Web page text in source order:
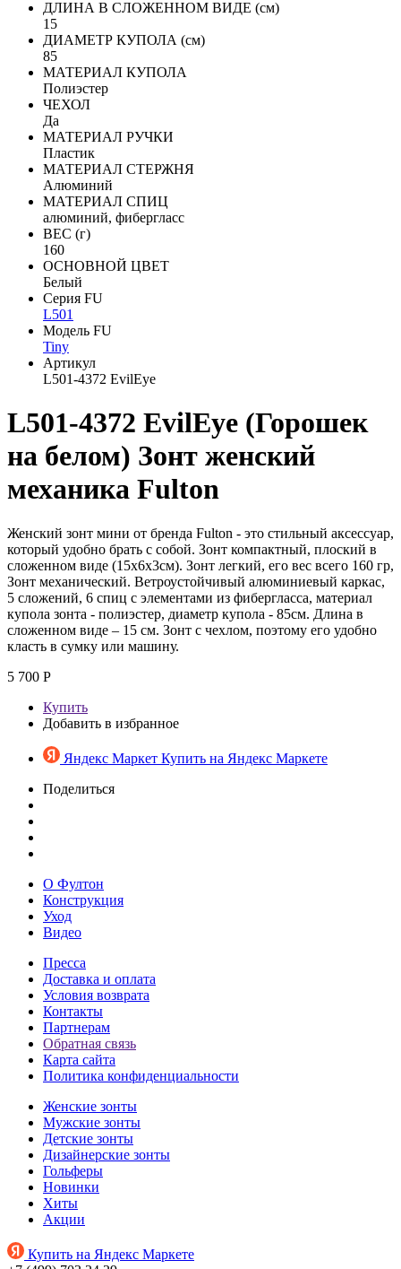
ДЛИНА В СЛОЖЕННОМ ВИДЕ (см)
15
ДИАМЕТР КУПОЛА (см)
85
МАТЕРИАЛ КУПОЛА
Полиэстер
ЧЕХОЛ
Да
МАТЕРИАЛ РУЧКИ
Пластик
МАТЕРИАЛ СТЕРЖНЯ
Алюминий
МАТЕРИАЛ СПИЦ
алюминий, фибергласс
ВЕС (г)
160
ОСНОВНОЙ ЦВЕТ
Белый
Серия FU
L501
Модель FU
Tiny
Артикул
L501-4372 EvilEye
L501-4372 EvilEye (Горошек
на белом) Зонт женский
механика Fulton
Женский зонт мини от бренда Fulton - это стильный аксессуар,
который удобно брать с собой. Зонт компактный, плоский в
сложенном виде (15х6х3см). Зонт легкий, его вес всего 160 гр,
Зонт механический. Ветроустойчивый алюминиевый каркас,
5 сложений, 6 спиц с элементами из фибергласса, материал
купола зонта - полиэстер, диаметр купола - 85см. Длина в
сложенном виде – 15 см. Зонт с чехлом, поэтому его удобно
класть в сумку или машину.
5 700 Р
Купить
Добавить в избранное
Яндекс Маркет Купить на Яндекс Маркете
Поделиться
О Фултон
Конструкция
Уход
Видео
Пресса
Доставка и оплата
Условия возврата
Контакты
Партнерам
Обратная связь
Карта сайта
Политика конфиденциальности
Женские зонты
Мужские зонты
Детские зонты
Дизайнерские зонты
Гольферы
Новинки
Хиты
Акции
Купить на Яндекс Маркете